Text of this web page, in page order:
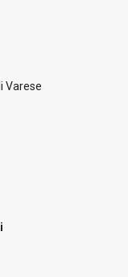
Varese